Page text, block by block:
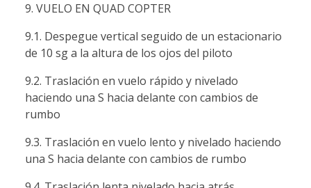
9. VUELO EN QUAD COPTER
9.1. Despegue vertical seguido de un estacionario
de 10 sg a la altura de los ojos del piloto
9.2. Traslación en vuelo rápido y nivelado
haciendo una S hacia delante con cambios de
rumbo
9.3. Traslación en vuelo lento y nivelado haciendo
una S hacia delante con cambios de rumbo